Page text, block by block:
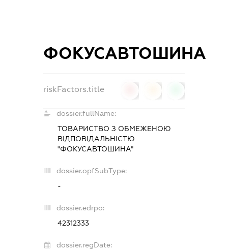
ФОКУСАВТОШИНА
riskFactors.title
dossier.fullName:
ТОВАРИСТВО З ОБМЕЖЕНОЮ
ВІДПОВІДАЛЬНІСТЮ
"ФОКУСАВТОШИНА"
dossier.opfSubType:
-
dossier.edrpo:
42312333
dossier.regDate: